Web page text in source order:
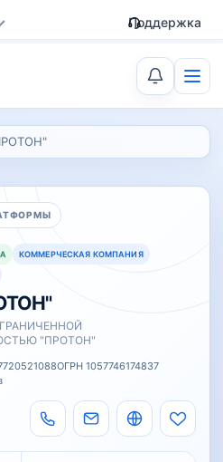
Поддержка
КОММЕРЧЕСКАЯ КОМПАНИЯ
"ПРОТОН"
ОГРН 1057746174837